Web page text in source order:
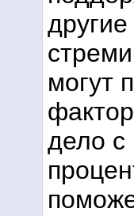
могут
дело с